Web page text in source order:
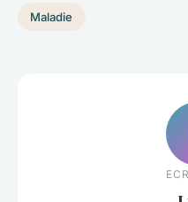
Maladie